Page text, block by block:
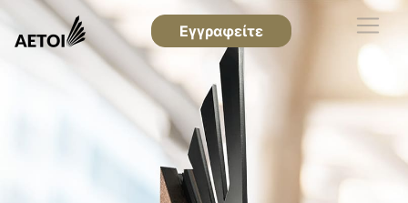
Εγγραφείτε